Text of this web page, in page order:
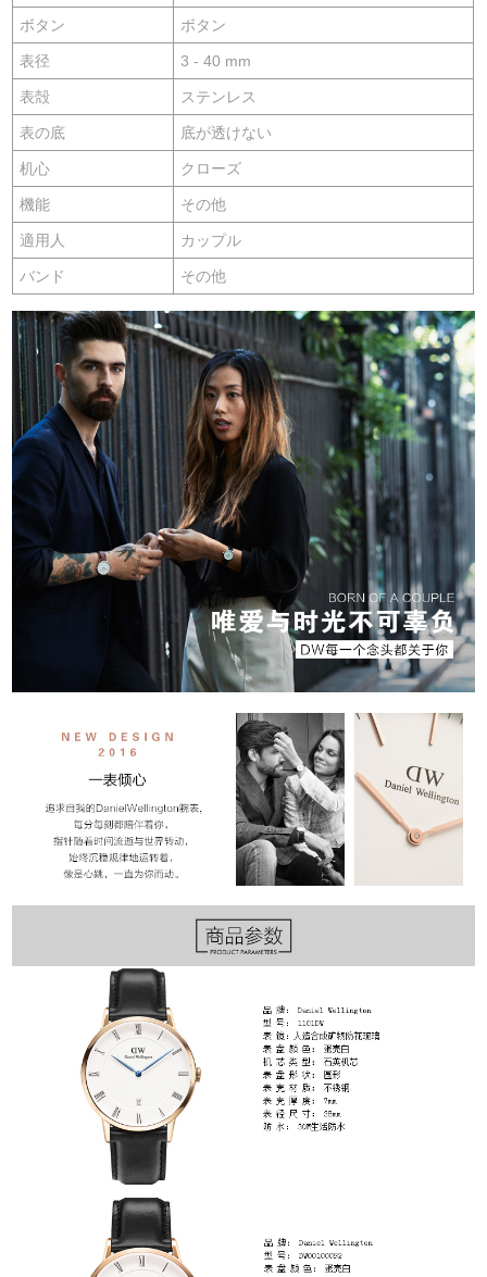
ボタン ボタン
表径 3 - 40 mm
表殻 ステンレス
表の底 底が透けない
机心 クローズ
機能 その他
適用人 カップル
バンド その他